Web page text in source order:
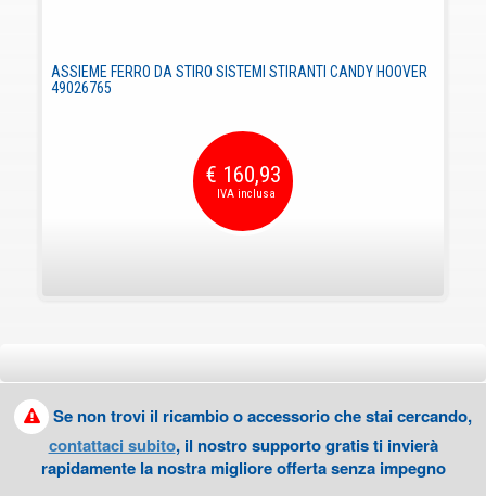
ASSIEME FERRO DA STIRO SISTEMI STIRANTI CANDY HOOVER
49026765
€ 160,93
Se non trovi il ricambio o accessorio che stai cercando,
contattaci subito, il nostro supporto gratis ti invierà
rapidamente la nostra migliore offerta senza impegno